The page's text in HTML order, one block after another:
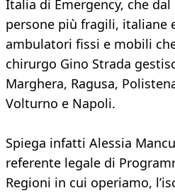
Italia di Emergency, che
persone più fragili, italiane
ambulatori fissi e mobili
chirurgo Gino Strada
Marghera, Ragusa,
Volturno e Napoli.
Spiega infatti Alessia
referente legale di
Regioni in cui operiamo,